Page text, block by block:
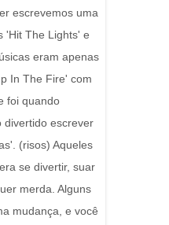
escrevemos uma
'Hit The Lights' e
eram apenas
In The Fire' com
foi quando
divertido escrever
(risos) Aqueles
se divertir, suar
merda. Alguns
mudança, e você